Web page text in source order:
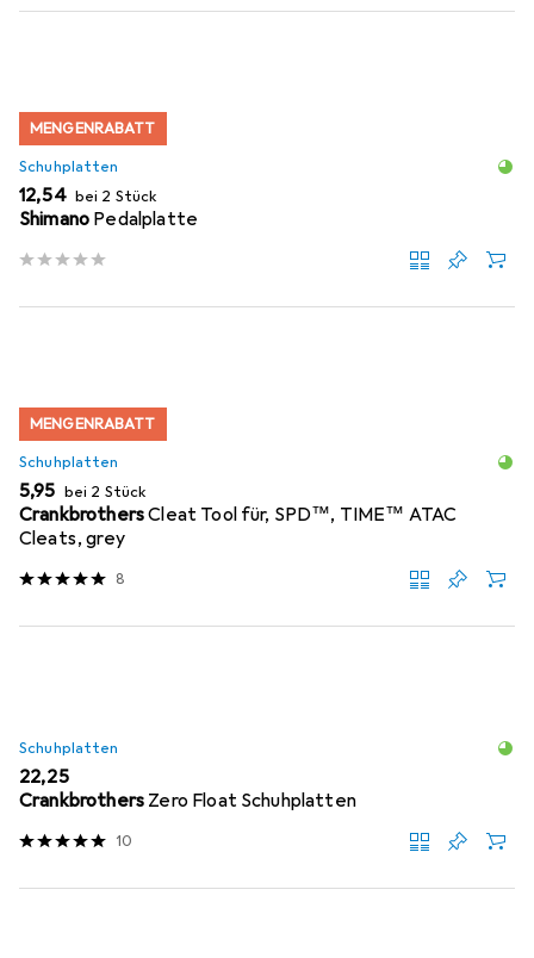
MENGENRABATT
Schuhplatten
EUR
12,54 bei 2 Stück
Shimano Pedalplatte
MENGENRABATT
Schuhplatten
EUR
5,95 bei 2 Stück
CrankbrothersCleat Tool für, SPD™, TIME™ ATAC
Cleats, grey
8
Schuhplatten
EUR
22,25
Crankbrothers Zero Float Schuhplatten
10